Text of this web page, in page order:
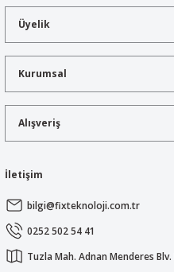
Ürün açıklamasında eksik
Ürün bilgilerinde hatalar
Bu ürüne benzer farklı
Üyelik
Kurumsal
Alışveriş
İletişim
bilgi@fixteknoloji.com.tr
0252 502 54 41
Tuzla Mah. Adnan Menderes